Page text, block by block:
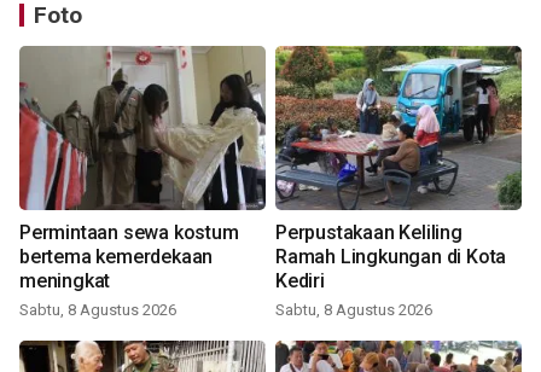
Foto
Permintaan sewa kostum
bertema kemerdekaan
meningkat
Sabtu, 8 Agustus 2026
Perpustakaan Keliling
Ramah Lingkungan di Kota
Kediri
Sabtu, 8 Agustus 2026